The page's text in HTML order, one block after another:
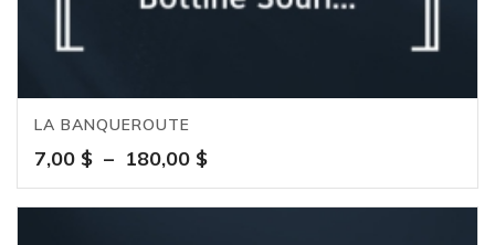
LA BANQUEROUTE
7,00 $ – 180,00 $Plage
de
prix :